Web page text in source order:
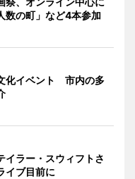
の町」など4本参加
化イベント 市内の多
イラー・スウィフトさ
ブ目前に